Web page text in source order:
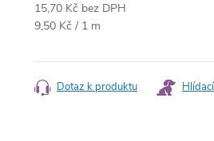
15,70 Kč bez DPH
Měrná
9,50 Kč / 1 m
Dotaz k produktu